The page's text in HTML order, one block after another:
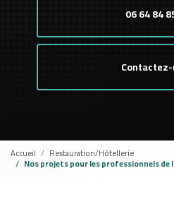
06 64 84
Accueil Restauration/Hôtellerie
Nos projets pour les professionnels